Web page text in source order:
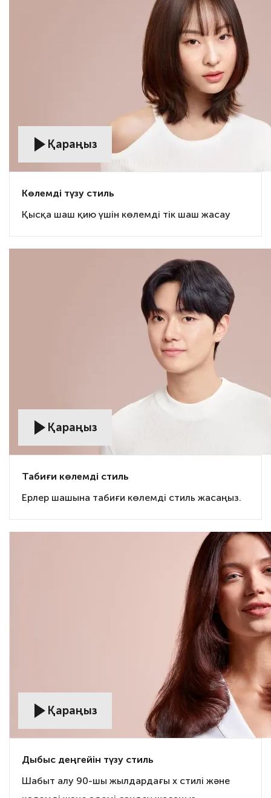
Қараңыз
Көлемді түзу стиль
Қысқа шаш қию үшін көлемді тік шаш жасау
Қараңыз
Табиғи көлемді стиль
Ерлер шашына табиғи көлемді стиль жасаңыз.
Қараңыз
Дыбыс деңгейін түзу стиль
Шабыт алу 90-шы жылдардағы x стилі және